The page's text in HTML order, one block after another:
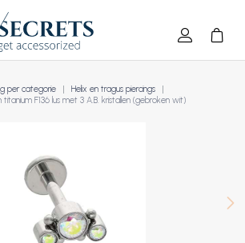
per categorie
Helix en tragus piercings
F136 lus met 3 A.B. kristallen (gebroken wit)